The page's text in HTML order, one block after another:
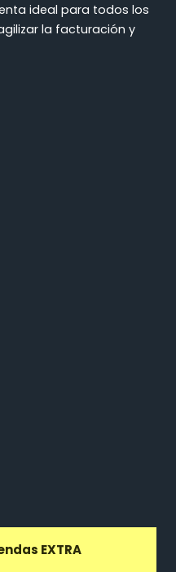
ideal para todos los
la facturación y